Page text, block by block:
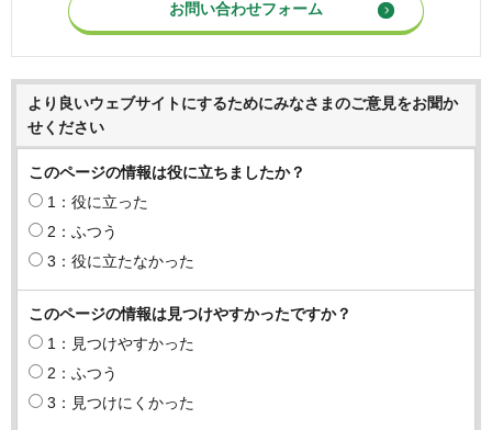
より良いウェブサイトにするためにみなさまのご意見をお聞か
せください
このページの情報は役に立ちましたか？
1：役に立った
2：ふつう
3：役に立たなかった
このページの情報は見つけやすかったですか？
1：見つけやすかった
2：ふつう
3：見つけにくかった